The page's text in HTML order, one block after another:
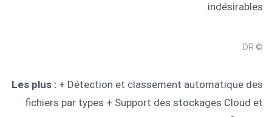
indésirables.
© DR
Les plus : + Détection et classement automatique des
fichiers par types + Support des stockages Cloud et